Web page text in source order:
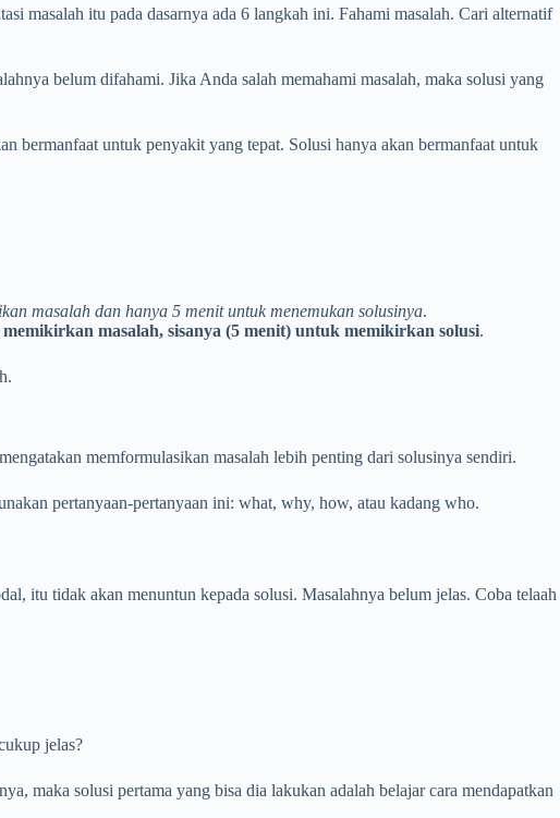
masalah itu pada dasarnya ada 6 langkah ini. Fahami masalah. Cari alternatif
belum difahami. Jika Anda salah memahami masalah, maka solusi yang
bermanfaat untuk penyakit yang tepat. Solusi hanya akan bermanfaat untuk
masalah dan hanya 5 menit untuk menemukan solusinya.
masalah, sisanya (5 menit) untuk memikirkan solusi.
memformulasikan masalah lebih penting dari solusinya sendiri.
pertanyaan-pertanyaan ini: what, why, how, atau kadang who.
itu tidak akan menuntun kepada solusi. Masalahnya belum jelas. Coba telaah
jelas?
maka solusi pertama yang bisa dia lakukan adalah belajar cara mendapatkan